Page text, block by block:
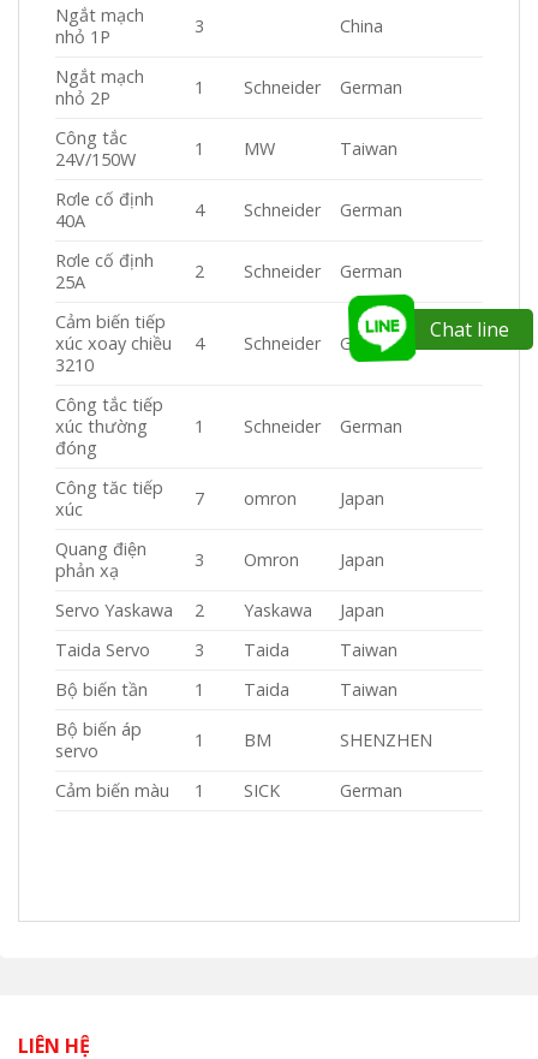
Ngắt mạch
nhỏ 1P
3 China
Ngắt mạch
nhỏ 2P
1 Schneider German
Công tắc
24V/150W
1 MW Taiwan
Rơle cố định
40A
4 Schneider German
Rơle cố định
25A
2 Schneider German
Cảm biến tiếp
xúc xoay chiều
3210
4 Schneider German
Công tắc tiếp
xúc thường
đóng
1 Schneider German
Công tăc tiếp
xúc
7 omron Japan
Quang điện
phản xạ
3 Omron Japan
Servo Yaskawa 2 Yaskawa
Japan
Taida Servo
3 Taida
Taiwan
Bộ biến tần
1 Taida
Taiwan
Bộ biến áp
servo
1 BM SHENZHEN
Cảm biến màu 1 SICK German
LIÊN HỆ
Chat line